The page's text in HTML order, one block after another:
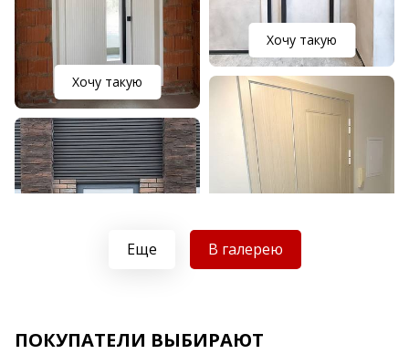
Хочу такую
Хочу такую
Еще В галерею
ПОКУПАТЕЛИ ВЫБИРАЮТ